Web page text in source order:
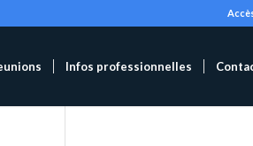
Infos professionnelles